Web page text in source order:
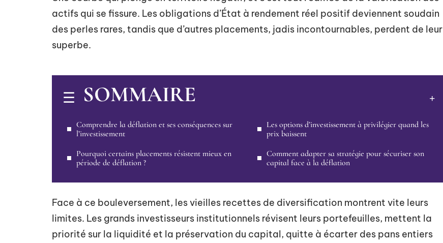
actifs qui se fissure. Les obligations d’État à rendement réel positif deviennent soudain
des perles rares, tandis que d’autres placements, jadis incontournables, perdent de leur
superbe.
SOMMAIRE
Comprendre la déflation et ses conséquences sur
l’investissement
Pourquoi certains placements résistent mieux en
période de déflation ?
Les options d’investissement à privilégier quand les
prix baissent
Comment adapter sa stratégie pour sécuriser son
capital face à la déflation
Face à ce bouleversement, les vieilles recettes de diversification montrent vite leurs
limites. Les grands investisseurs institutionnels révisent leurs portefeuilles, mettent la
priorité sur la liquidité et la préservation du capital, quitte à écarter des pans entiers